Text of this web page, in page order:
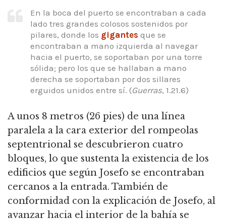
En la boca del puerto se encontraban a cada
lado tres grandes colosos sostenidos por
pilares, donde los gigantes que se
encontraban a mano izquierda al navegar
hacia el puerto, se soportaban por una torre
sólida; pero los que se hallaban a mano
derecha se soportaban por dos sillares
erguidos unidos entre sí. (Guerras, 1.21.6)
A unos 8 metros (26 pies) de una línea
paralela a la cara exterior del rompeolas
septentrional se descubrieron cuatro
bloques, lo que sustenta la existencia de los
edificios que según Josefo se encontraban
cercanos a la entrada. También de
conformidad con la explicación de Josefo, al
avanzar hacia el interior de la bahía se